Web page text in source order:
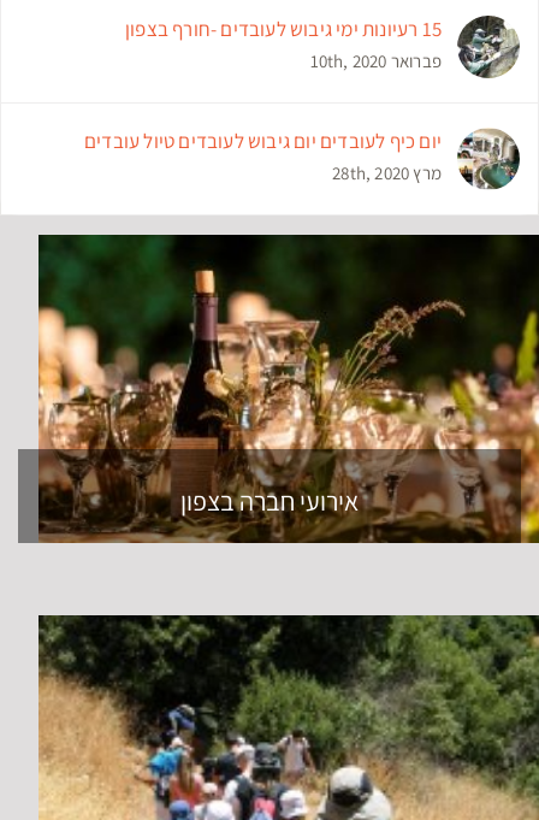
15 רעיונות ימי גיבוש לעובדים -חורף בצפון
פברואר 10th, 2020
יום כיף לעובדים יום גיבוש לעובדים טיול עובדים
מרץ 28th, 2020
אירועי חברה בצפון